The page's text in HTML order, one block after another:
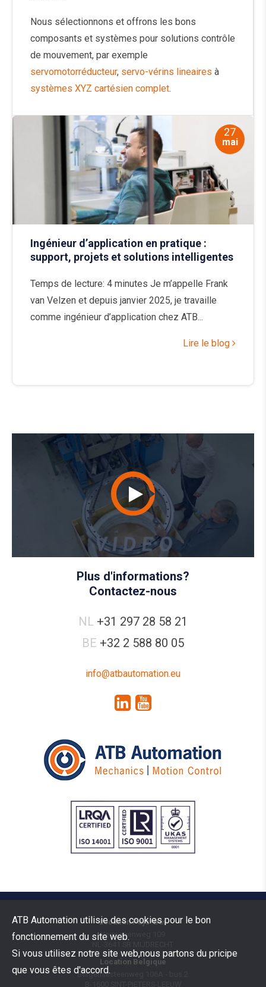
Nous sélectionnons et offrons les bons
composants et systèmes pour solutions contrôle
de mouvement, par exemple
servomotorréducteur, servo-vérins lineaires à
systèmes XYZ cartésien complet.
27
mai
Ingénieur d’application en pratique :
support, projets et solutions intelligentes
Temps de lecture: 4 minutes Je m’appelle Frank
van Velzen et depuis janvier 2025, je travaille
comme ingénieur d’application chez ATB...
Lire le blog
Plus d'informations?
Contactez-nous
NL +31 297 28 58 21
BE +32 2 588 80 05
info@atbautomation.eu
Location Pays-Bas
Vermogenweg 109
Location Belgique
Bergensesteenweg 106A - bus 2
ATB Automation utilisie des cookies pour le bon
fonctionnement du site web.
Si vous utilisez notre site web,nous partons du pricipe
que vous êtes d'accord.